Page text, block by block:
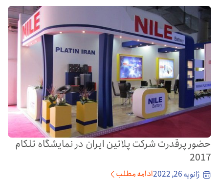
حضور پرقدرت شرکت پلاتین ایران در نمایشگاه تلکام
2017
ژانویه 26, 2022
ادامه مطلب